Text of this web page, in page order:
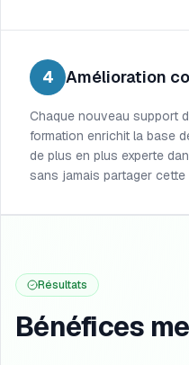
4 Amélioration
Chaque nouveau support
formation enrichit la base
de plus en plus experte
sans jamais partager cette
Résultats
Bénéfices